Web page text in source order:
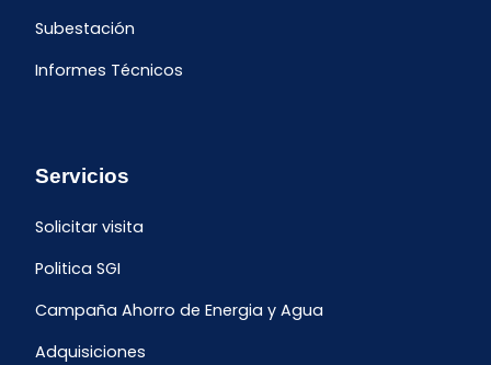
Subestación
Informes Técnicos
Servicios
Solicitar visita
Politica SGI
Campaña Ahorro de Energia y Agua
Adquisiciones